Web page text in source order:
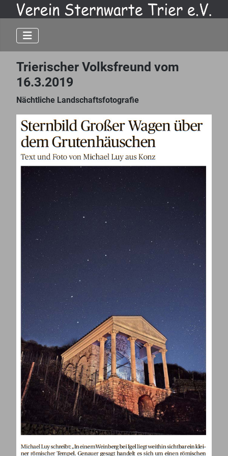
Trierischer Volksfreund vom
16.3.2019
Nächtliche Landschaftsfotografie